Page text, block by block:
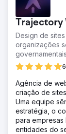
Trajectory
Design de sites
organizações
Agência de
criação de
Uma equipe
estratégia, o
para empresas
entidades do